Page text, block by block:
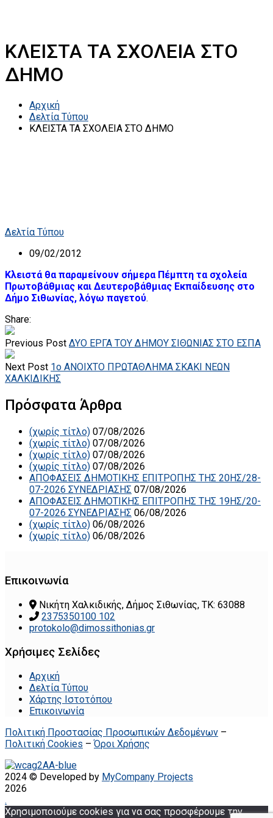
ΚΛΕΙΣΤΑ ΤΑ ΣΧΟΛΕΙΑ ΣΤΟ
ΔΗΜΟ
Αρχική
Δελτία Τύπου
ΚΛΕΙΣΤΑ ΤΑ ΣΧΟΛΕΙΑ ΣΤΟ ΔΗΜΟ
Δελτία Τύπου
09/02/2012
Κλειστά θα παραμείνουν σήμερα Πέμπτη τα σχολεία
Πρωτοβάθμιας και Δευτεροβάθμιας Εκπαίδευσης στο
Δήμο Σιθωνίας, λόγω παγετού.
Share:
Previous Post ΔΥΟ ΕΡΓΑ ΤΟΥ ΔΗΜΟΥ ΣΙΘΩΝΙΑΣ ΣΤΟ ΕΣΠΑ
Next Post 1o ΑΝΟΙΧΤΟ ΠΡΩΤΑΘΛΗΜΑ ΣΚΑΚΙ ΝΕΩΝ
ΧΑΛΚΙΔΙΚΗΣ
Πρόσφατα Άρθρα
(χωρίς τίτλο) 07/08/2026
(χωρίς τίτλο) 07/08/2026
(χωρίς τίτλο) 07/08/2026
(χωρίς τίτλο) 07/08/2026
ΑΠΟΦΑΣΕΙΣ ΔΗΜΟΤΙΚΗΣ ΕΠΙΤΡΟΠΗΣ ΤΗΣ 20ΗΣ/28-
07-2026 ΣΥΝΕΔΡΙΑΣΗΣ 07/08/2026
ΑΠΟΦΑΣΕΙΣ ΔΗΜΟΤΙΚΗΣ ΕΠΙΤΡΟΠΗΣ ΤΗΣ 19ΗΣ/20-
07-2026 ΣΥΝΕΔΡΙΑΣΗΣ 06/08/2026
(χωρίς τίτλο) 06/08/2026
(χωρίς τίτλο) 06/08/2026
Επικοινωνία
Νικήτη Χαλκιδικής, Δήμος Σιθωνίας, ΤΚ: 63088
2375350100 102
protokolo@dimossithonias.gr
Χρήσιμες Σελίδες
Αρχική
Δελτία Τύπου
Χάρτης Ιστοτόπου
Επικοινωνία
Πολιτική Προστασίας Προσωπικών Δεδομένων –
Πολιτική Cookies –Όροι Χρήσης
2024 © Developed by MyCompany Projects
2026
.
Χρησιμοποιούμε cookies για να σας προσφέρουμε την